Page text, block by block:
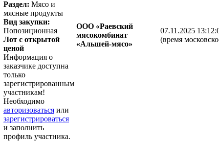
Раздел: Мясо и
мясные продукты
Вид закупки:
Попозиционная
Лот с открытой
ценой
Информация о
заказчике доступна
только
зарегистрированным
участникам!
Необходимо
авторизоваться или
зарегистрироваться
и заполнить
профиль участника.
ООО «Раевский
мясокомбинат
«Альшей-мясо»
07.11.2025
(время